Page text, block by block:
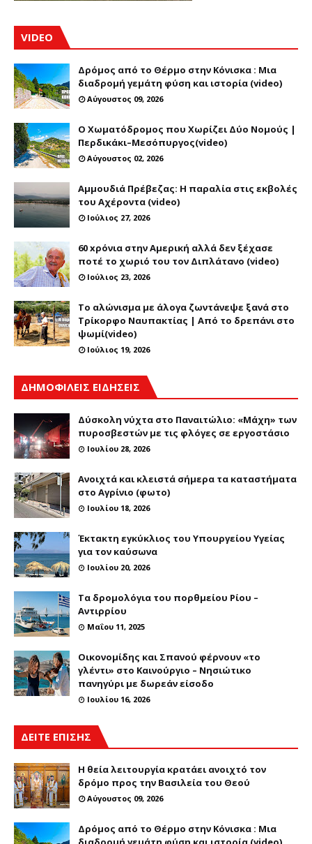
VIDEO
Δρόμος από το Θέρμο στην Κόνισκα : Μια
διαδρομή γεμάτη φύση και ιστορία (video)
Αύγουστος 09, 2026
Ο Χωματόδρομος που Χωρίζει Δύο Νομούς |
Περδικάκι–Μεσόπυργος(video)
Αύγουστος 02, 2026
Αμμουδιά Πρέβεζας: Η παραλία στις εκβολές
του Αχέροντα (video)
Ιούλιος 27, 2026
60 xρόνια στην Αμερική αλλά δεν ξέχασε
ποτέ το χωριό του τον Διπλάτανο (video)
Ιούλιος 23, 2026
Το αλώνισμα με άλογα ζωντάνεψε ξανά στο
Τρίκορφο Ναυπακτίας | Από το δρεπάνι στο
ψωμί(video)
Ιούλιος 19, 2026
ΔΗΜΟΦΙΛΕΙΣ ΕΙΔΗΣΕΙΣ
Δύσκολη νύχτα στο Παναιτώλιο: «Μάχη» των
πυροσβεστών με τις φλόγες σε εργοστάσιο
Ιουλίου 28, 2026
Ανοιχτά και κλειστά σήμερα τα καταστήματα
στο Αγρίνιο (φωτο)
Ιουλίου 18, 2026
Έκτακτη εγκύκλιος του Υπουργείου Υγείας
για τον καύσωνα
Ιουλίου 20, 2026
Τα δρομολόγια του πορθμείου Ρίου –
Αντιρρίου
Μαΐου 11, 2025
Οικονομίδης και Σπανού φέρνουν «το
γλέντι» στο Καινούργιο – Νησιώτικο
πανηγύρι με δωρεάν είσοδο
Ιουλίου 16, 2026
ΔΕΙΤΕ ΕΠΙΣΗΣ
Η θεία λειτουργία κρατάει ανοιχτό τον
δρόμο προς την Βασιλεία του Θεού
Αύγουστος 09, 2026
Δρόμος από το Θέρμο στην Κόνισκα : Μια